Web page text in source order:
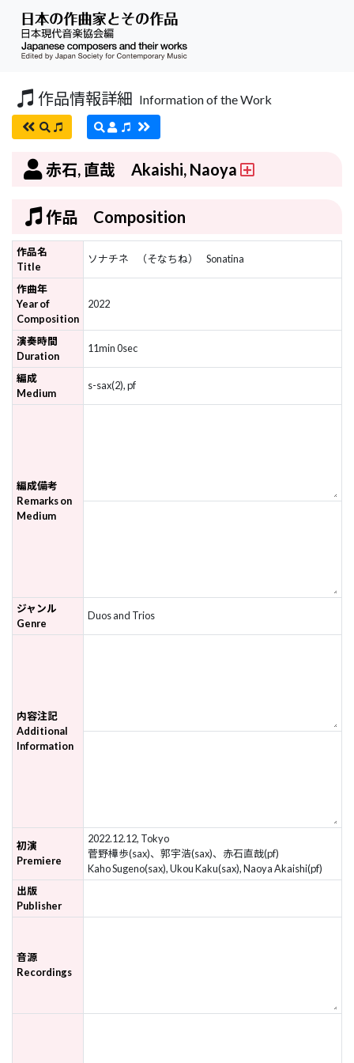
作品情報詳細 Information of the Work
赤石, 直哉 Akaishi, Naoya
作品 Composition
作品名
Title
ソナチネ （そなちね） Sonatina
作曲年
Year of
Composition
2022
演奏時間
Duration
11min 0sec
編成
Medium
s-sax(2), pf
編成備考
Remarks on
Medium
ジャンル
Genre
Duos and Trios
内容注記
Additional
Information
初演
Premiere
2022.12.12, Tokyo
菅野樺歩(sax)、郭宇浩(sax)、赤石直哉(pf)
Kaho Sugeno(sax), Ukou Kaku(sax), Naoya Akaishi(pf)
出版
Publisher
音源
Recordings